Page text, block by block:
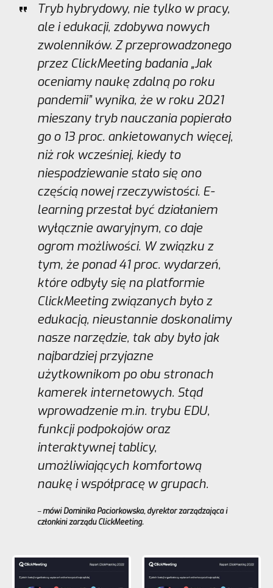
Tryb hybrydowy, nie tylko w pracy,
ale i edukacji, zdobywa nowych
zwolenników. Z przeprowadzonego
przez ClickMeeting badania „Jak
oceniamy naukę zdalną po roku
pandemii” wynika, że w roku 2021
mieszany tryb nauczania popierało
go o 13 proc. ankietowanych więcej,
niż rok wcześniej, kiedy to
niespodziewanie stało się ono
częścią nowej rzeczywistości. E-
learning przestał być działaniem
wyłącznie awaryjnym, co daje
ogrom możliwości. W związku z
tym, że ponad 41 proc. wydarzeń,
które odbyły się na platformie
ClickMeeting związanych było z
edukacją, nieustannie doskonalimy
nasze narzędzie, tak aby było jak
najbardziej przyjazne
użytkownikom po obu stronach
kamerek internetowych. Stąd
wprowadzenie m.in. trybu EDU,
funkcji podpokojów oraz
interaktywnej tablicy,
umożliwiających komfortową
naukę i współpracę w grupach.
–mówi Dominika Paciorkowska, dyrektor zarządzająca i
członkini zarządu ClickMeeting.